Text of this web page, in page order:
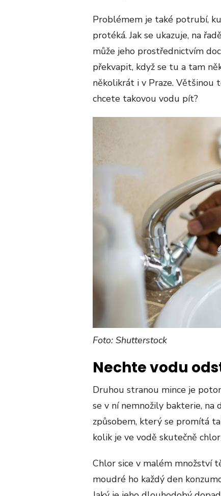
Problémem je také potrubí,
protéká. Jak se ukazuje, na
může jeho prostřednictvím
překvapit, když se tu a tam
několikrát i v Praze. Většinou
chcete takovou vodu pít?
Foto: Shutterstock
Nechte vodu
Druhou stranou mince je
se v ní nemnožily bakterie, na
způsobem, který se promítá
kolik je ve vodě skutečně
Chlor sice v malém množství
moudré ho každý den